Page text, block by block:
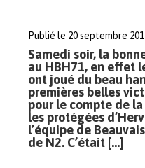
Publié le 20 septembre
Samedi soir, la
au HBH71, en effet
ont joué du beau
premières belles
pour le compte de
les protégées
l’équipe de
de N2. C’était […]